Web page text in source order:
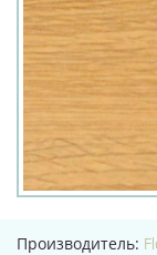
Производитель: